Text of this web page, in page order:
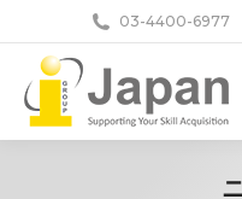
03-4400-6977